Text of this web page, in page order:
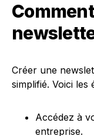
Créer une
simplifié. Voici les
Accédez à
entreprise.